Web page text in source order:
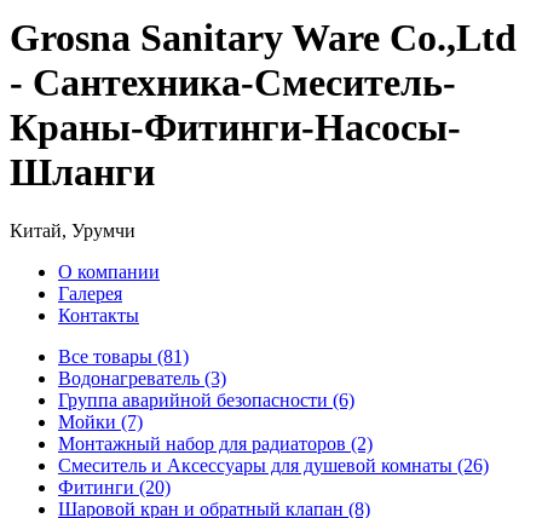
Grosna Sanitary Ware Co.,Ltd
- Сантехника-Смеситель-
Краны-Фитинги-Насосы-
Шланги
Китай, Урумчи
О компании
Галерея
Контакты
Все товары (81)
Водонагреватель (3)
Группа аварийной безопасности (6)
Мойки (7)
Монтажный набор для радиаторов (2)
Смеситель и Аксессуары для душевой комнаты (26)
Фитинги (20)
Шаровой кран и обратный клапан (8)